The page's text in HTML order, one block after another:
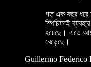
গত এক বছর ধরে
স্পিচিফাই
হয়েছে। এতে
বেড়েছে।
Guillermo Federico